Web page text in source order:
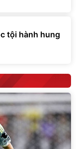
tội hành hung